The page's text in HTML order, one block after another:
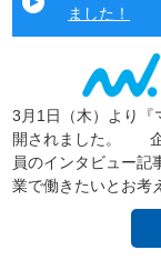
ました！
3月1日（木）より『
開されました。 企
員のインタビュー記
業で働きたいとお考